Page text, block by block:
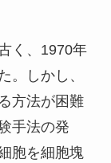
く、1970年
。しかし、
方法が困難
手法の発
胞を細胞塊